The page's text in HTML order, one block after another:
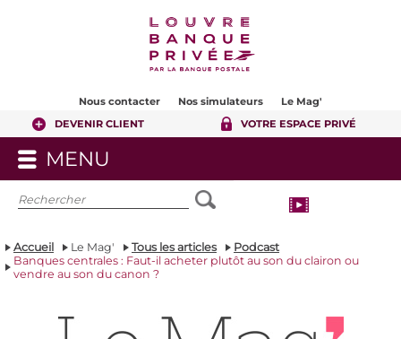
Nous contacter Nos simulateurs
Le Mag'
DEVENIR CLIENT
VOTRE ESPACE PRIVÉ
MENU
LE
MENU
Accueil Le Mag' Tous les articles
Podcast
Banques centrales : Faut-il acheter plutôt au son du clairon ou
vendre au son du canon ?